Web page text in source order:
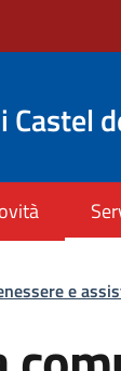
Castel
e